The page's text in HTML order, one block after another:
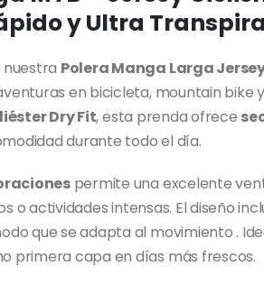
y Ultra
nuestra Polera Manga Larga
en bicicleta, mountain bike
Dry Fit, esta prenda ofrece
durante todo el día.
permite una excelente
o actividades intensas. El diseño
que se adapta al movimiento .
primera capa en días más frescos.